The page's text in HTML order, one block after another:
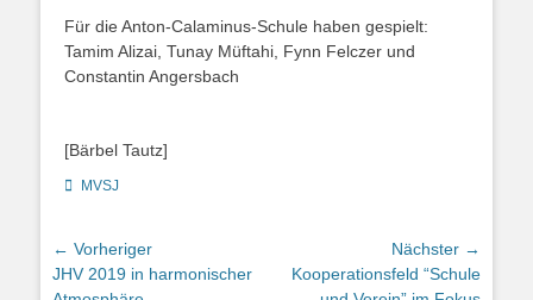
Für die Anton-Calaminus-Schule haben gespielt:
Tamim Alizai, Tunay Müftahi, Fynn Felczer und
Constantin Angersbach
[Bärbel Tautz]
Kategorien
MVSJ
Beitragsnavigation
← Vorheriger
Vorheriger
JHV 2019 in harmonischer
Nächster →
Nächster
Kooperationsfeld “Schule